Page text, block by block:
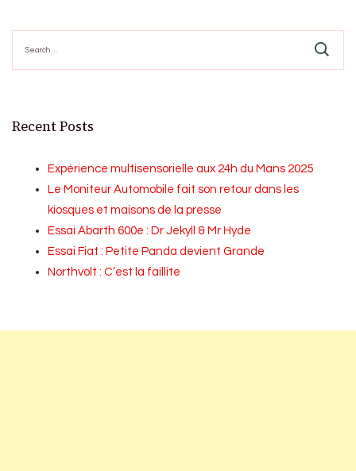
for:
Recent Posts
Expérience multisensorielle aux 24h du Mans 2025
Le Moniteur Automobile fait son retour dans les
kiosques et maisons de la presse
Essai Abarth 600e : Dr Jekyll & Mr Hyde
Essai Fiat : Petite Panda devient Grande
Northvolt : C’est la faillite